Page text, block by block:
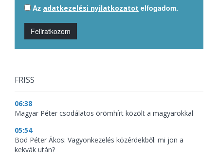
Az adatkezelési nyilatkozatot elfogadom.
Feliratkozom
FRISS
06:38
Magyar Péter csodálatos örömhírt közölt a magyarokkal
05:54
Bod Péter Ákos: Vagyonkezelés közérdekből: mi jön a
kekvák után?